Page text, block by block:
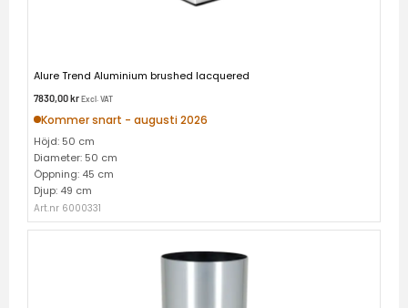
Alure Trend Aluminium brushed lacquered
7830,00krExcl. VAT
Kommer snart - augusti 2026
Höjd: 50 cm
Diameter: 50 cm
Öppning: 45 cm
Djup: 49 cm
Art.nr 6000331